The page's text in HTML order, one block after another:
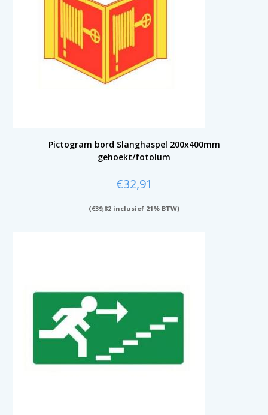
Pictogram bord Slanghaspel 200x400mm
gehoekt/fotolum
€32,91
(€39,82 inclusief 21% BTW)